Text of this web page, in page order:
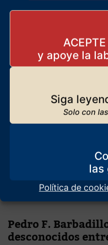
Siga
Política de
Historia
principales cuestiones que se
lectura, La Historia desconocida
Pedro F.
desconocidos